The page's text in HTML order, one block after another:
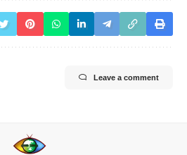
Leave a comment